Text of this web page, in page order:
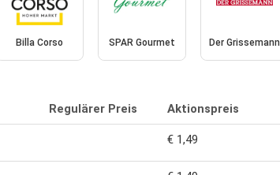
Billa Corso SPAR Gourmet Der Grissemann
Regulärer Preis Aktionspreis
€ 1,49